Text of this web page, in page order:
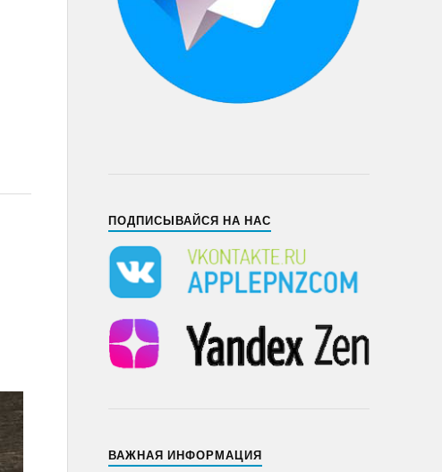
ПОДПИСЫВАЙСЯ НА НАС
ВАЖНАЯ ИНФОРМАЦИЯ